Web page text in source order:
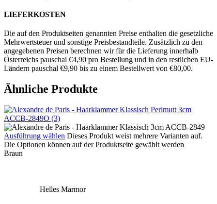
LIEFERKOSTEN
Die auf den Produktseiten genannten Preise enthalten die gesetzliche
Mehrwertsteuer und sonstige Preisbestandteile. Zusätzlich zu den
angegebenen Preisen berechnen wir für die Lieferung innerhalb
Österreichs pauschal €4,90 pro Bestellung und in den restlichen EU-
Ländern pauschal €9,90 bis zu einem Bestellwert von €80,00.
Ähnliche Produkte
Ausführung wählen Dieses Produkt weist mehrere Varianten auf.
Die Optionen können auf der Produktseite gewählt werden
Braun
Helles Marmor